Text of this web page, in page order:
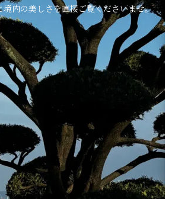
境内の美しさを直接ご覧くださいませ。